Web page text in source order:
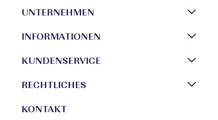
UNTERNEHMEN
INFORMATIONEN
KUNDENSERVICE
RECHTLICHES
KONTAKT